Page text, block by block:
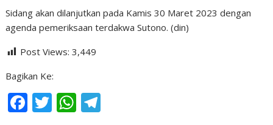
Sidang akan dilanjutkan pada Kamis 30 Maret 2023 dengan
agenda pemeriksaan terdakwa Sutono. (din)
Post Views: 3,449
Bagikan Ke:
F T W